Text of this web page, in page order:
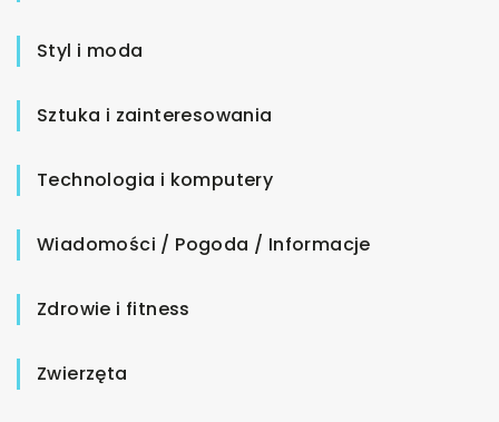
Styl i moda
Sztuka i zainteresowania
Technologia i komputery
Wiadomości / Pogoda / Informacje
Zdrowie i fitness
Zwierzęta